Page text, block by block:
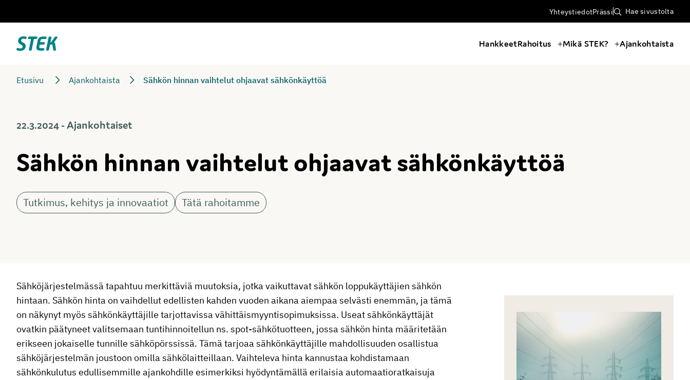
suoraan
sisältöön
YhteystiedotPrässi Hae sivustolta
Stek HankkeetRahoitus Mikä STEK? Ajankohtaista
Etusivu Ajankohtaista Sähkön hinnan vaihtelut ohjaavat sähkönkäyttöä
22.3.2024 - Ajankohtaiset
Sähkön hinnan vaihtelut ohjaavat sähkönkäyttöä
Tutkimus, kehitys ja innovaatiot Tätä rahoitamme
Sähköjärjestelmässä tapahtuu merkittäviä muutoksia, jotka vaikuttavat sähkön loppukäyttäjien sähkön
hintaan. Sähkön hinta on vaihdellut edellisten kahden vuoden aikana aiempaa selvästi enemmän, ja tämä
on näkynyt myös sähkönkäyttäjille tarjottavissa vähittäismyyntisopimuksissa. Useat sähkönkäyttäjät
ovatkin päätyneet valitsemaan tuntihinnoitellun ns. spot-sähkötuotteen, jossa sähkön hinta määritetään
erikseen jokaiselle tunnille sähköpörssissä. Tämä tarjoaa sähkönkäyttäjille mahdollisuuden osallistua
sähköjärjestelmän joustoon omilla sähkölaitteillaan. Vaihteleva hinta kannustaa kohdistamaan
sähkönkulutus edullisemmille ajankohdille esimerkiksi hyödyntämällä erilaisia automaatioratkaisuja